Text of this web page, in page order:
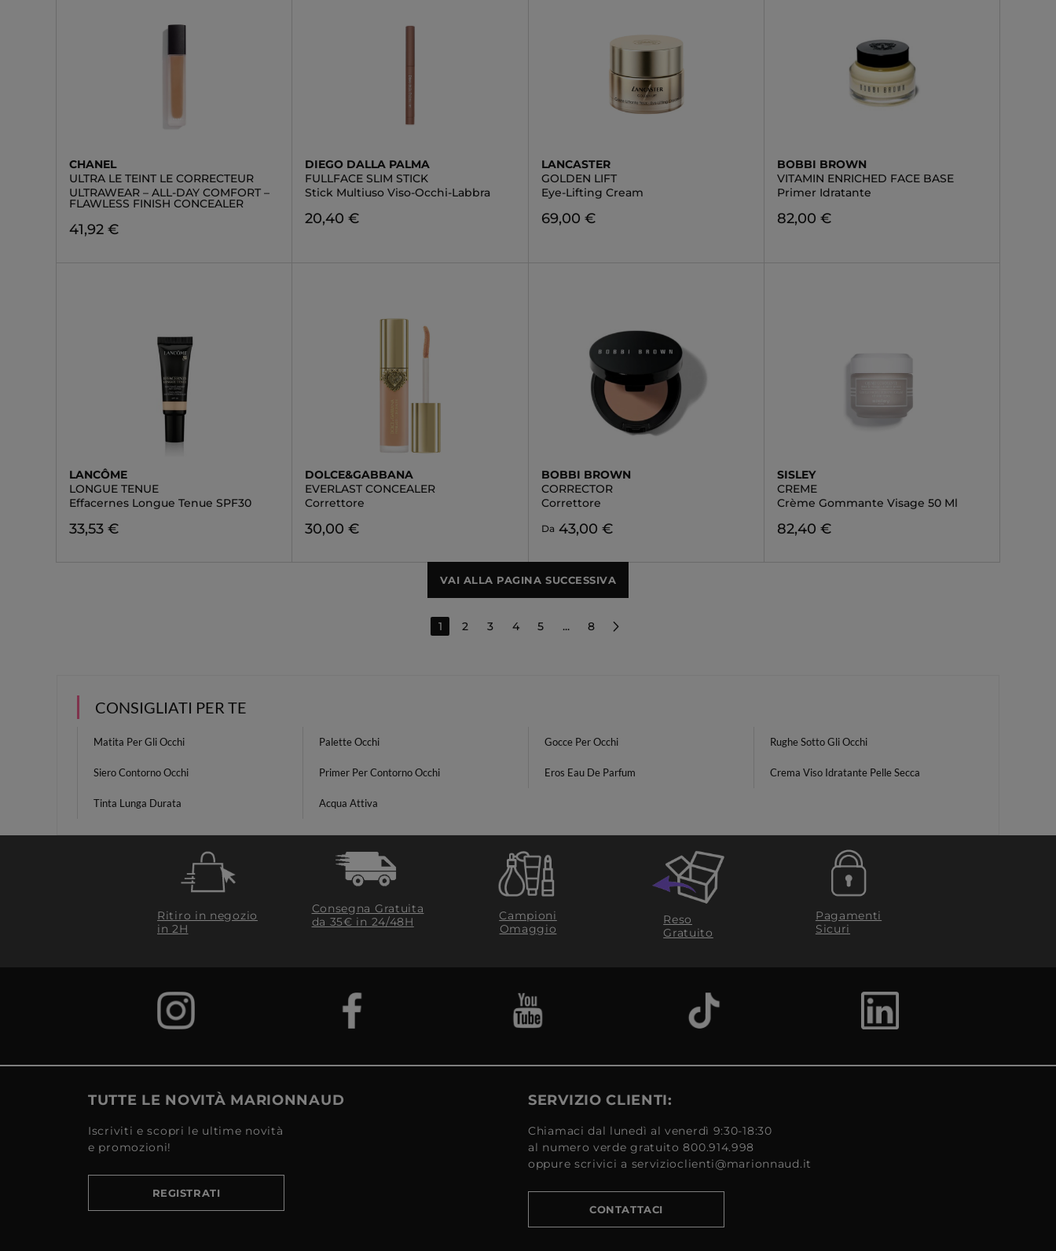
CHANEL
ULTRA LE TEINT LE CORRECTEUR
ULTRAWEAR – ALL-DAY COMFORT –
FLAWLESS FINISH CONCEALER
41,92 €
DIEGO DALLA PALMA
FULLFACE SLIM STICK
Stick Multiuso Viso-Occhi-Labbra
20,40 €
LANCASTER
GOLDEN LIFT
Eye-Lifting Cream
69,00 €
BOBBI BROWN
VITAMIN ENRICHED FACE BASE
Primer Idratante
82,00 €
LANCÔME
LONGUE TENUE
Effacernes Longue Tenue SPF30
33,53 €
DOLCE&GABBANA
EVERLAST CONCEALER
Correttore
30,00 €
BOBBI BROWN
CORRECTOR
Correttore
Da 43,00 €
SISLEY
CREME
Crème Gommante Visage 50 Ml
82,40 €
VAI ALLA PAGINA SUCCESSIVA
1 2 3 4 5 ... 8
CONSIGLIATI PER TE
Matita Per Gli Occhi Palette Occhi Gocce Per Occhi Rughe Sotto Gli Occhi
Siero Contorno Occhi Primer Per Contorno Occhi Eros Eau De Parfum Crema Viso Idratante Pelle Secca
Tinta Lunga Durata Acqua Attiva
Ritiro in negozio
in 2H
Consegna Gratuita
da 35€​ in 24/48H
Campioni
Omaggio
Reso
Gratuito
Pagamenti
Sicuri
TUTTE LE NOVITÀ MARIONNAUD
Iscriviti e scopri le ultime novità
e promozioni!
REGISTRATI
SERVIZIO CLIENTI:
Chiamaci dal lunedì al venerdì 9:30-18:30
al numero verde gratuito 800.914.998
oppure scrivici a servizioclienti@marionnaud.it
CONTATTACI